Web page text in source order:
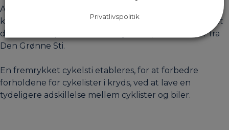
Albertslundruten og den kommende
krydset Finsensvej/Nordre Fasanvej har det betydet, at
der er ekstra plads til alle de cyklister, der kommer fra
Den Grønne Sti.
En fremrykket cykelsti etableres, for at forbedre
forholdene for cykelister i kryds, ved at lave en
tydeligere adskillelse mellem cyklister og biler.
Privatlivspolitik